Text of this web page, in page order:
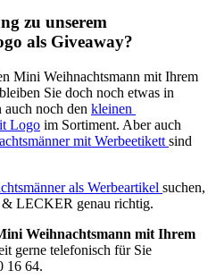
zu unserem
als Giveaway?
Mini Weihnachtsmann mit Ihrem
Sie doch noch etwas in
noch den kleinen
Logo im Sortiment. Aber auch
mit Werbeetikett sind
als Werbeartikel suchen,
& LECKER genau richtig.
Weihnachtsmann mit Ihrem
gerne telefonisch für Sie
16 64.